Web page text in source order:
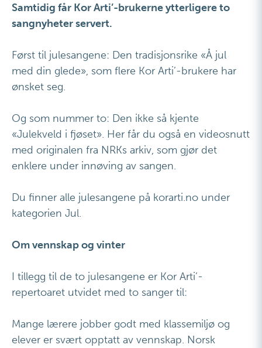
Samtidig får Kor Arti’-brukerne ytterligere to
sangnyheter servert.
Først til julesangene: Den tradisjonsrike «Å jul
med din glede», som flere Kor Arti’-brukere har
ønsket seg.
Og som nummer to: Den ikke så kjente
«Julekveld i fjøset». Her får du også en videosnutt
med originalen fra NRKs arkiv, som gjør det
enklere under innøving av sangen.
Du finner alle julesangene på korarti.no under
kategorien Jul.
Om vennskap og vinter
I tillegg til de to julesangene er Kor Arti’-
repertoaret utvidet med to sanger til:
Mange lærere jobber godt med klassemiljø og
elever er svært opptatt av vennskap. Norsk